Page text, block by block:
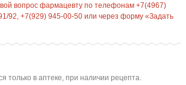
вопрос фармацевту по телефонам +7(4967)
92, +7(929) 945-00-50 или через форму «Задать
только в аптеке, при наличии рецепта.